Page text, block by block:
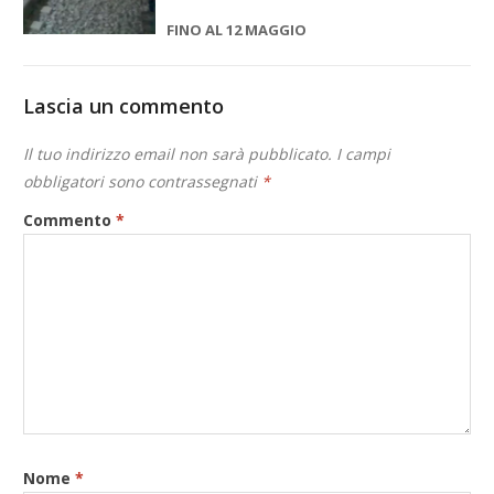
FINO AL 12 MAGGIO
Lascia un commento
Il tuo indirizzo email non sarà pubblicato. I campi
obbligatori sono contrassegnati *
Commento*
Nome*